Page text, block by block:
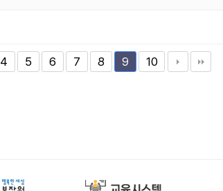
4 5 6 7 8 9 10